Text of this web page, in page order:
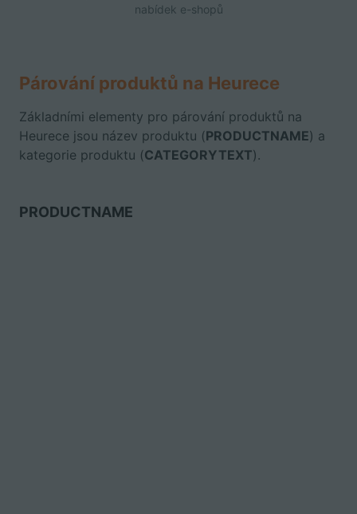
nabídek e-shopů
Párování produktů na Heurece
Základními elementy pro párování produktů na
Heurece jsou název produktu (PRODUCTNAME) a
kategorie produktu (CATEGORYTEXT).
PRODUCTNAME